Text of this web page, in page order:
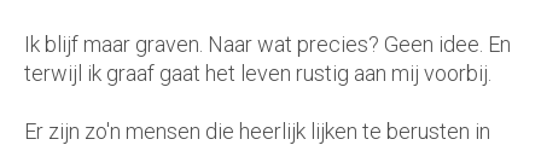
Ik blijf maar graven. Naar wat precies? Geen idee. En
terwijl ik graaf gaat het leven rustig aan mij voorbij.
Er zijn zo'n mensen die heerlijk lijken te berusten in